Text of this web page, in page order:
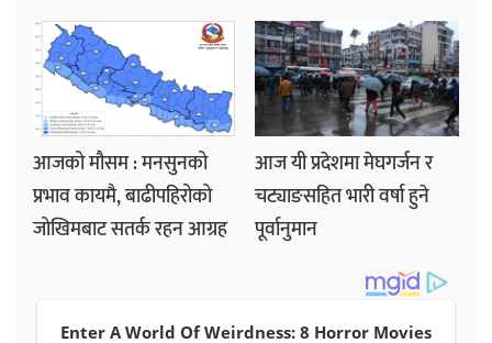
आजको मौसम : मनसुनको
प्रभाव कायमै, बाढीपहिरोको
जोखिमबाट सतर्क रहन आग्रह
आज यी प्रदेशमा मेघगर्जन र
चट्याङसहित भारी वर्षा हुने
पूर्वानुमान